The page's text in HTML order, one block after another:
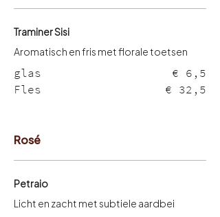
Traminer Sisi
Aromatisch en fris met florale toetsen
glas
€ 6,5
Fles
€ 32,5
Rosé
Petraio